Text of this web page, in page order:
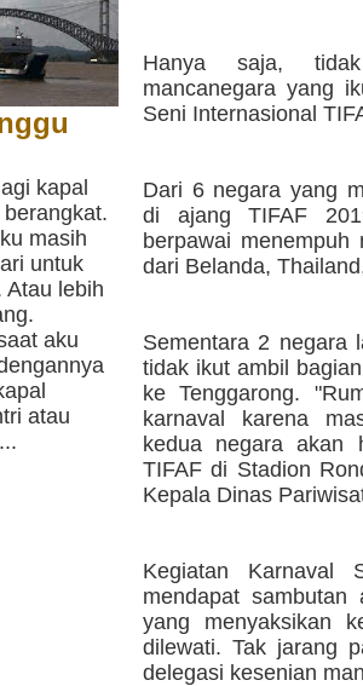
kapal
masih
untuk
Atau lebih
aku
atau
Hanya saja,
mancanegara yang
Seni Internasional
Dari 6 negara yang
di ajang TIFAF
berpawai
dari Belanda,
Sementara 2 negara
tidak ikut ambil
ke Tenggarong.
karnaval karena
kedua negara akan
TIFAF di Stadion
Kepala Dinas
Kegiatan Karnaval
mendapat sambutan
yang menyaksikan
dilewati. Tak jarang
delegasi kesenian